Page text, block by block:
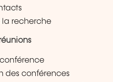
la recherche
des conférences